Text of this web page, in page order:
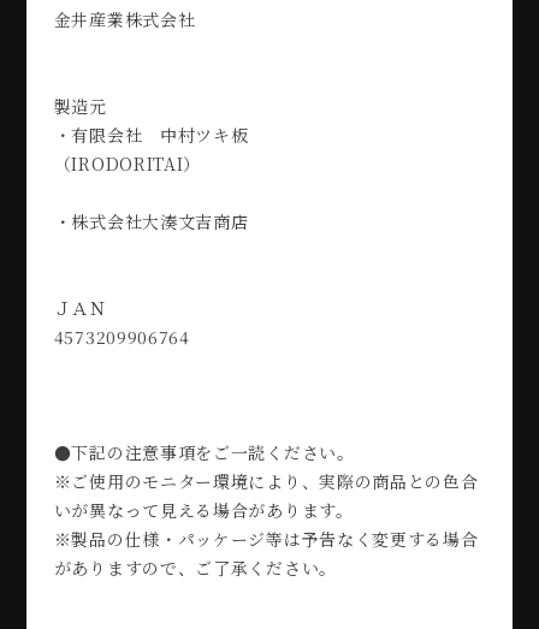
金井産業株式会社
製造元
・有限会社 中村ツキ板
（IRODORITAI）
・株式会社大湊文吉商店
ＪＡＮ
4573209906764
●下記の注意事項をご一読ください。
※ご使用のモニター環境により、実際の商品との色合
いが異なって見える場合があります。
※製品の仕様・パッケージ等は予告なく変更する場合
がありますので、ご了承ください。